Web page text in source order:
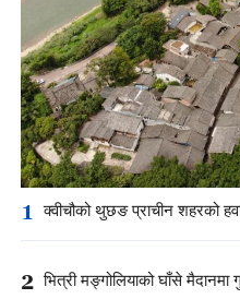
1 क्वीचौको थुछङ प्राचीन शहरको
2 भित्री मङ्गोलियाको घाँसे